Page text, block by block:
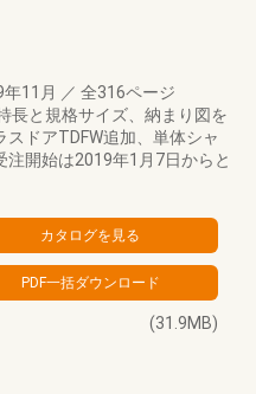
年11月 ／ 全316ページ
長と規格サイズ、納まり図を
ドアTDFW追加、単体シャ
開始は2019年1月7日からと
(31.9MB)